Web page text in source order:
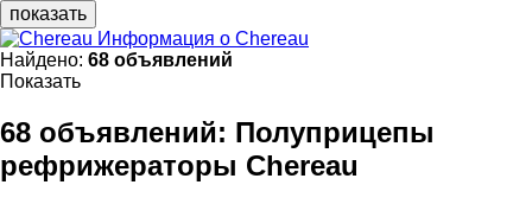
показать
Информация о Chereau
Найдено: 68 объявлений
Показать
68 объявлений: Полуприцепы
рефрижераторы Chereau